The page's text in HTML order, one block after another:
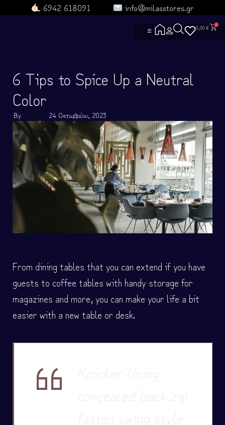
6942 618091 info@milasstores.gr
☰
ΕΠΙΚΟΙΝΩΝΙΑ
ΣΚYΛΟΡΟYΧΑ
ΓΙΑ ΣΚΛΗΡΟYΣ
Heroes and
ΓΥΜΝΑΣΤΗΡΙΟ
ΟΜΑΔΕΣ
ΧΡΗΣΙΜΕΣ ΣΕΛΙΔΕΣ ΜΑΘΕ ΓΙΑ ΕΜΑΣ
ΕΝΤΟΠΙΣΜΟΣ
ΟΡΟΙ ΧΡΗΣΗΣ
Πολιτική
ΣYΧΝΕΣ
0,00€ 0
6 Tips to Spice Up a Neutral
Color
By 24 Οκτωβρίου, 2023
From dining tables that you can extend if you have
guests to coffee tables with handy storage for
magazines and more, you can make your life a bit
easier with a new table or desk.